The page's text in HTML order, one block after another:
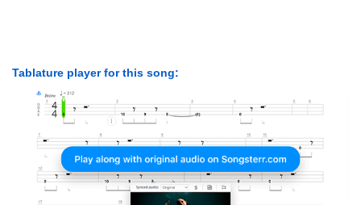
Tablature player for this song: